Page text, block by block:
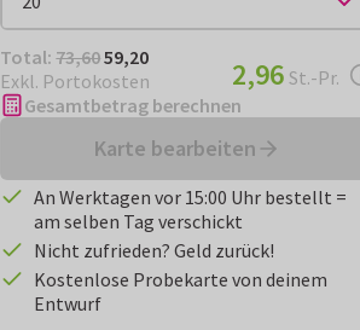
Total: € 59,20
Total: 73,6059,20
Exkl. Portokosten
€ 2,96pro Stück
2,96 St.-Pr.
Gesamtbetrag berechnen
Karte bearbeiten
An Werktagen vor 15:00 Uhr bestellt =
am selben Tag verschickt
Nicht zufrieden? Geld zurück!
Kostenlose Probekarte von deinem
Entwurf